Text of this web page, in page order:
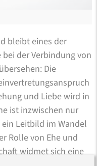
bleibt eines der
der Verbindung von
Die
und Liebe wird in
ist inzwischen nur
Leitbild im Wandel
Rolle von Ehe und
widmet sich eine